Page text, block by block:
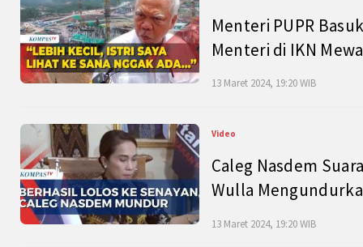
Menteri PUPR
Menteri di IKN
13 Maret 2024, 19:20 WIB
Video
Caleg Nasdem
Wulla
13 Maret 2024, 19:20 WIB